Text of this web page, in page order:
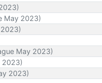
May 2023)
May 2023)
2023)
2023)